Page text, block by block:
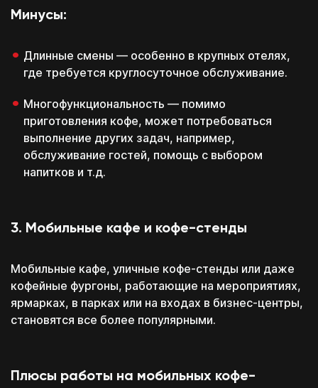
Минусы:
Длинные смены — особенно в крупных отелях,
где требуется круглосуточное обслуживание.
Многофункциональность — помимо
приготовления кофе, может потребоваться
выполнение других задач, например,
обслуживание гостей, помощь с выбором
напитков и т.д.
3. Мобильные кафе и кофе-стенды
Мобильные кафе, уличные кофе-стенды или даже
кофейные фургоны, работающие на мероприятиях,
ярмарках, в парках или на входах в бизнес-центры,
становятся все более популярными.
Плюсы работы на мобильных кофе-